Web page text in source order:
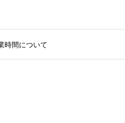
時間について